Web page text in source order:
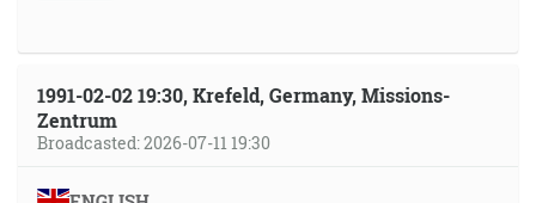
1991-02-02 19:30, Krefeld, Germany, Missions-
Zentrum
Broadcasted: 2026-07-11 19:30